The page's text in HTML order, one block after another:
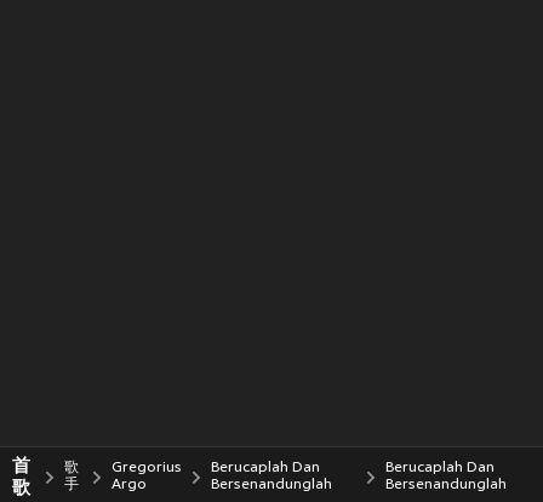
首
歌
歌
手
Gregorius
Argo
Berucaplah Dan
Bersenandunglah
Berucaplah Dan
Bersenandunglah